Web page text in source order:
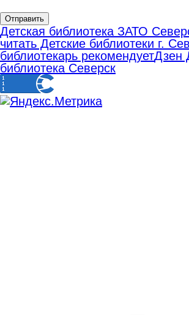
Отправить
Детская библиотека ЗАТО
читать Детские библиотеки г.
библиотекарь рекомендуетДзен
библиотека Северск